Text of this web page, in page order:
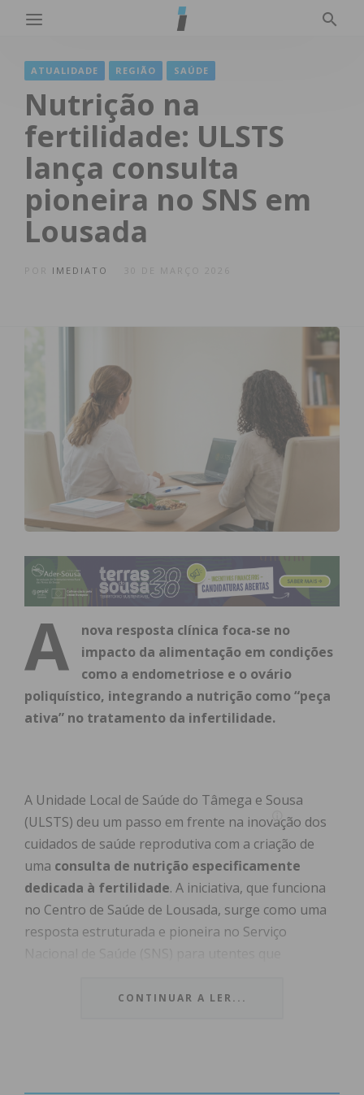
ATUALIDADE REGIÃO SAÚDE
Nutrição na
fertilidade: ULSTS
lança consulta
pioneira no SNS em
Lousada
IMEDIATO 30 DE MARÇO 2026
A
nova resposta clínica foca-se no
impacto da alimentação em condições
como a endometriose e o ovário
poliquístico, integrando a nutrição como “peça
ativa” no tratamento da infertilidade.
A Unidade Local de Saúde do Tâmega e Sousa
(ULSTS) deu um passo em frente na inovação dos
cuidados de saúde reprodutiva com a criação de
uma consulta de nutrição especificamente
dedicada à fertilidade. A iniciativa, que funciona
no Centro de Saúde de Lousada, surge como uma
resposta estruturada e pioneira no Serviço
CONTINUAR A LER...